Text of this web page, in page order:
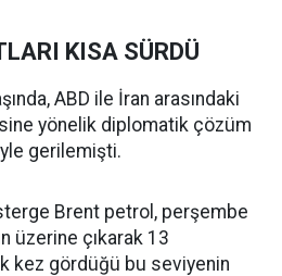
KISA SÜRDÜ
ABD ile İran arasındaki
yönelik diplomatik çözüm
gerilemişti.
Brent petrol, perşembe
üzerine çıkarak 13
kez gördüğü bu seviyenin